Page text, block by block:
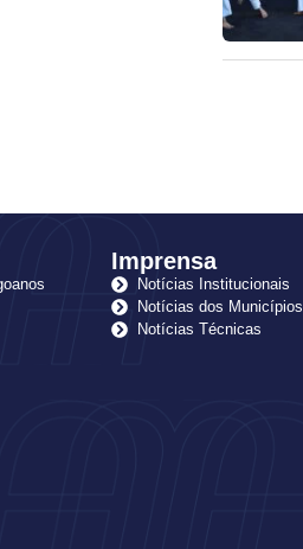
Imprensa
Notícias Institucionais
Notícias dos Municípios
Notícias Técnicas